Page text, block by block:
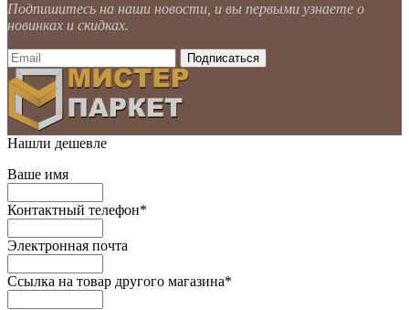
Подпишитесь на наши новости, и вы первыми узнаете о
новинках и скидках.
Нашли дешевле
Ваше имя
Контактный телефон*
Электронная почта
Ссылка на товар другого магазина*